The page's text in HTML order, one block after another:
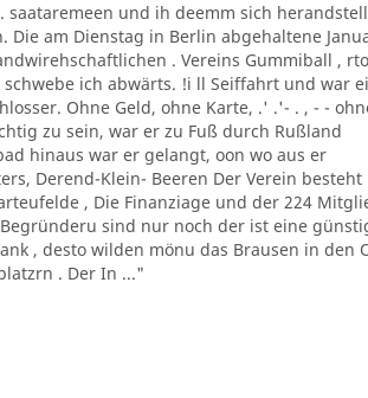
saataremeen und ih deemm sich
am Dienstag in Berlin abgehaltene
. Vereins Gummiball ,
ich abwärts. !i ll Seiffahrt und war
Ohne Geld, ohne Karte, .' .'- . , - -
zu sein, war er zu Fuß durch Rußland
hinaus war er gelangt, oon wo aus er
Derend-Klein- Beeren Der Verein besteht
, Die Finanziage und der 224
sind nur noch der ist eine
, desto wilden mönu das Brausen in den
. Der In ..."